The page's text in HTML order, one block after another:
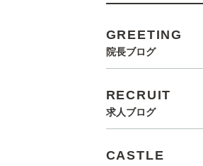
GREETING
院長ブログ
RECRUIT
求人ブログ
CASTLE